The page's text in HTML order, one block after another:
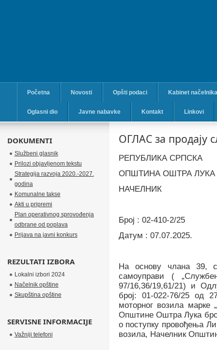
Početna Novosti Opšti podaci Kabinet načelnika
Oglasni dio Javne nabavke Kontakt Linkovi
ОГЛАС за продају
РЕПУБЛИКА СРПСКА
ОПШТИНА ОШТРА ЛУКА
НАЧЕЛНИК
Број : 02-410-2/25
Датум : 07.07.2025.
На основу члана 39,
самоуправи (
97/16,36/19,61/21) и
број: 01-022-76/25од
моторног возила марке „
Општине Оштра Лука
о поступку провођења
возила, Начелник
DOKUMENTI
Službeni glasnik
Prilozi objavljenom tekstu
Strategija razvoja 2020.-2027.
godina
Komunalne takse
Akti u pripremi
Plan operativnog sprovođenja
odbrane od poplava
Prijava na javni konkurs
REZULTATI IZBORA
Lokalni izbori 2024
Načelnik opštine
Skupština opštine
SERVISNE INFORMACIJE
Važniji telefoni